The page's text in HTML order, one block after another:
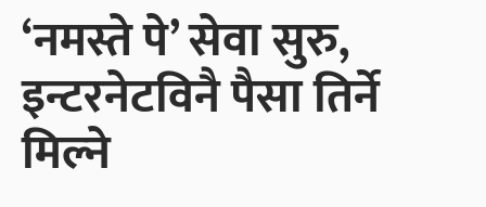
‘नमस्ते पे’ सेवा सुरु‚
इन्टरनेटविनै पैसा तिर्ने
मिल्ने